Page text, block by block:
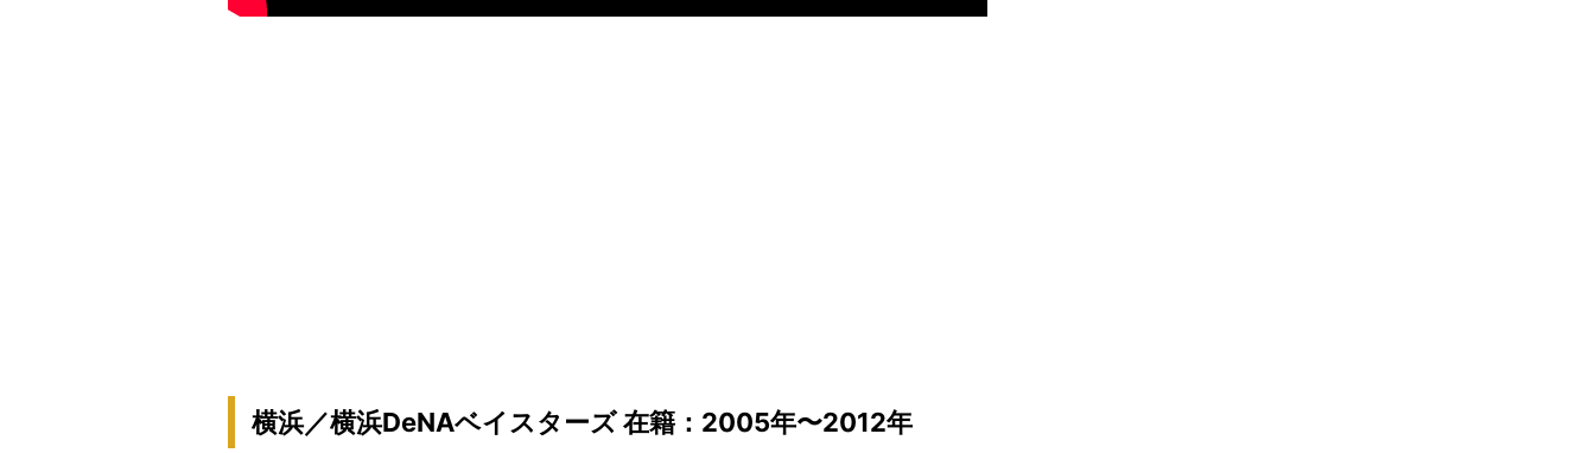
横浜／横浜DeNAベイスターズ 在籍：2005年〜2012年